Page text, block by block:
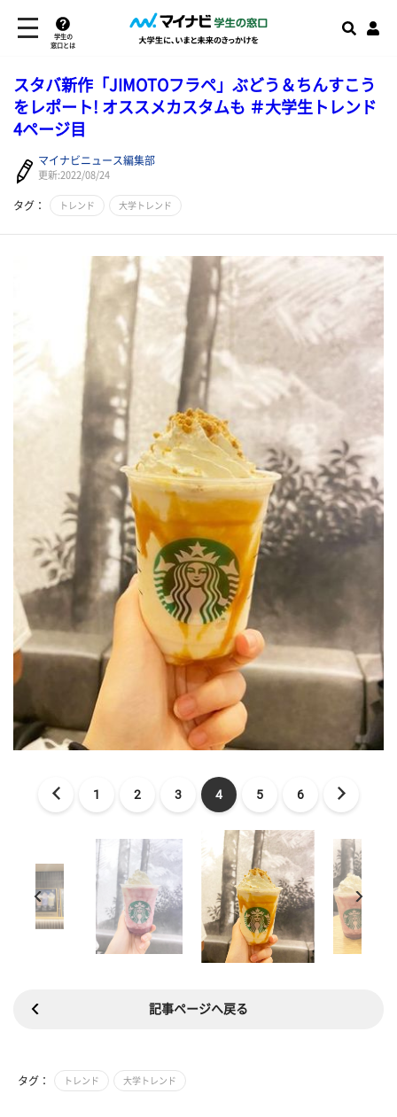
学生の
窓口とは
スタバ新作「JIMOTOフラペ」ぶどう＆ちんすこう
をレポート! オススメカスタムも ＃大学生トレンド
4ページ目
マイナビニュース編集部
更新:2022/08/24
タグ： トレンド 大学トレンド
1 2 3 4 5 6
記事ページへ戻る
タグ： トレンド 大学トレンド